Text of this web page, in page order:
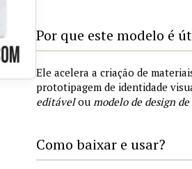
Por que este modelo é
Ele acelera a criação de
prototipagem de identidade
editávelou modelo de design
Como baixar e usar?